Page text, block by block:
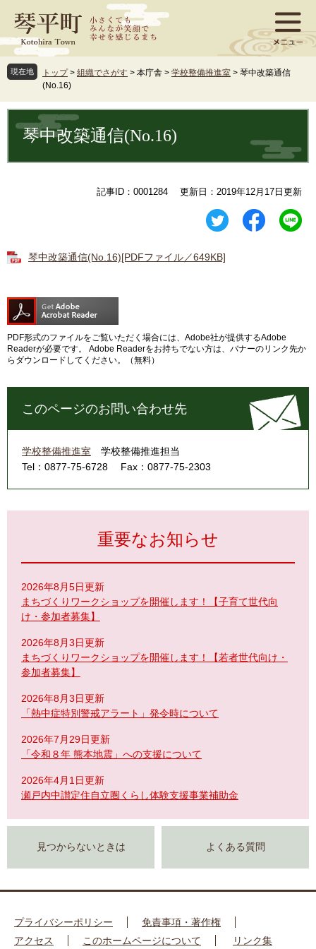
ジ
先
頭
す
ュ
を
飛
し
現在地 トップ > 組織でさがす > 本庁舎 > 学校整備推進室 > 琴中改築通信
(No.16)
文 琴中改築通信(No.16)
記事ID：0001284 更新日：2019年12月17日更新
琴中改築通信(No.16)[PDFファイル／649KB]
PDF形式のファイルをご覧いただく場合には、Adobe社が提供するAdobe
Readerが必要です。
Adobe Readerをお持ちでない方は、バナーのリンク先か
らダウンロードしてください。（無料）
このページのお問い合わせ先
学校整備推進室
学校整備推進担当
Tel：0877-75-6728
Fax：0877-75-2303
重要なお知らせ
2026年8月5日更新
まちづくりワークショップを開催します！【子育て世代向
け・参加者募集】
2026年8月3日更新
まちづくりワークショップを開催します！【若者世代向け・
参加者募集】
2026年8月3日更新
「熱中症特別警戒アラート」発令時について
2026年7月29日更新
「令和８年 熊本地震」への支援について
2026年4月1日更新
瀬戸内中讃定住自立圏くらし体験支援事業補助金
見つからないときは よくある質問
プライバシーポリシー
免責事項・著作権
アクセス
このホームページについて リンク集